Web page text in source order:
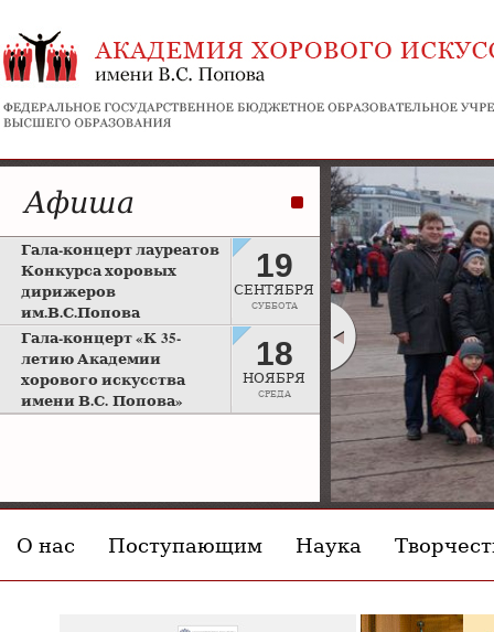
Афиша
Гала-концерт лауреатов
Конкурса хоровых
дирижеров
им.В.С.Попова
Рахманиновский зал
Московской консерватории
19
СЕНТЯБРЯ
СУББОТА
Гала-концерт «К 35-
летию Академии
хорового искусства
имени В.С. Попова»
Большой зал Московской
18
НОЯБРЯ
СРЕДА
О нас Поступающим Наука